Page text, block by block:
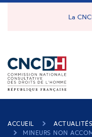
Panneau de gestion des
La
ACCUEIL
ACTUALITÉS
MINEURS NON